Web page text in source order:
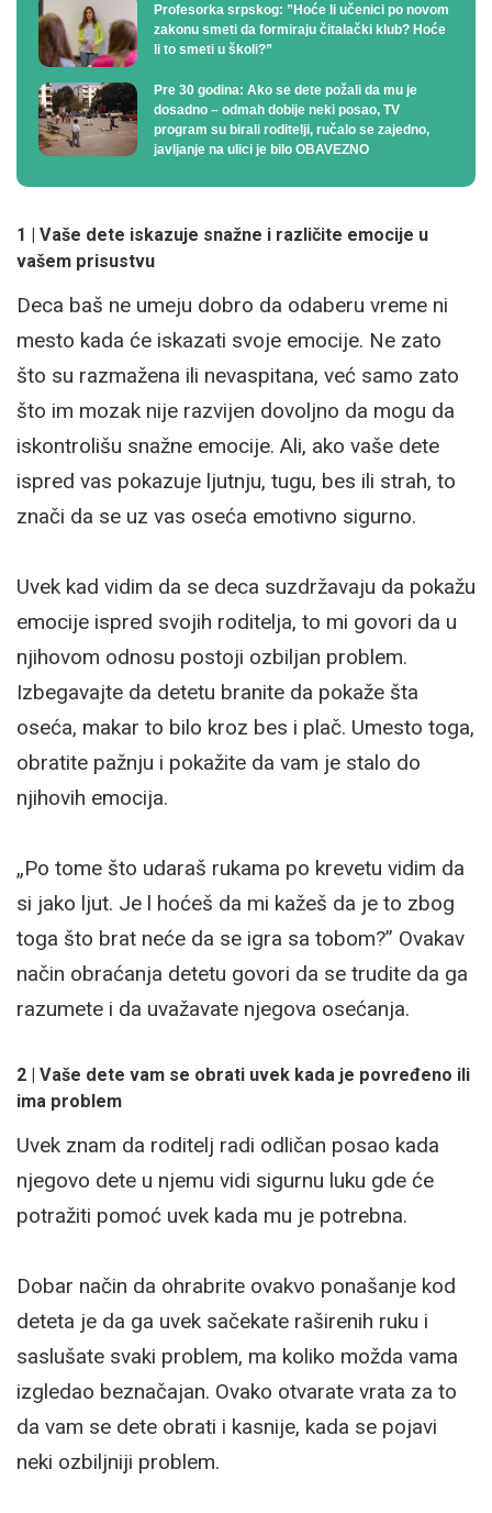
Profesorka srpskog: ”Hoće li učenici po novom
zakonu smeti da formiraju čitalački klub? Hoće
li to smeti u školi?”
Pre 30 godina: Ako se dete požali da mu je
dosadno – odmah dobije neki posao, TV
program su birali roditelji, ručalo se zajedno,
javljanje na ulici je bilo OBAVEZNO
1 | Vaše dete iskazuje snažne i različite emocije u
vašem prisustvu
Deca baš ne umeju dobro da odaberu vreme ni
mesto kada će iskazati svoje emocije. Ne zato
što su razmažena ili nevaspitana, već samo zato
što im mozak nije razvijen dovoljno da mogu da
iskontrolišu snažne emocije. Ali, ako vaše dete
ispred vas pokazuje ljutnju, tugu, bes ili strah, to
znači da se uz vas oseća emotivno sigurno.
Uvek kad vidim da se deca suzdržavaju da pokažu
emocije ispred svojih roditelja, to mi govori da u
njihovom odnosu postoji ozbiljan problem.
Izbegavajte da detetu branite da pokaže šta
oseća, makar to bilo kroz bes i plač. Umesto toga,
obratite pažnju i pokažite da vam je stalo do
njihovih emocija.
„Po tome što udaraš rukama po krevetu vidim da
si jako ljut. Je l hoćeš da mi kažeš da je to zbog
toga što brat neće da se igra sa tobom?” Ovakav
način obraćanja detetu govori da se trudite da ga
razumete i da uvažavate njegova osećanja.
2 | Vaše dete vam se obrati uvek kada je povređeno ili
ima problem
Uvek znam da roditelj radi odličan posao kada
njegovo dete u njemu vidi sigurnu luku gde će
potražiti pomoć uvek kada mu je potrebna.
Dobar način da ohrabrite ovakvo ponašanje kod
deteta je da ga uvek sačekate raširenih ruku i
saslušate svaki problem, ma koliko možda vama
izgledao beznačajan. Ovako otvarate vrata za to
da vam se dete obrati i kasnije, kada se pojavi
neki ozbiljniji problem.